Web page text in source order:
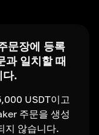
문장에 등록
과 일치할 때
다.
USDT이고
주문을 생성
지 않습니다.